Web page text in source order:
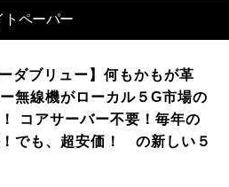
トペーパー
ダブリュー】何もかもが革
無線機がローカル５G市場の
コアサーバー不要！毎年の
でも、超安価！ の新しい５